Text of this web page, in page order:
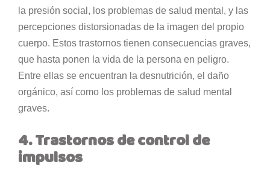
la presión social, los problemas de salud mental, y las
percepciones distorsionadas de la imagen del propio
cuerpo. Estos trastornos tienen consecuencias graves,
que hasta ponen la vida de la persona en peligro.
Entre ellas se encuentran la desnutrición, el daño
orgánico, así como los problemas de salud mental
graves.
4. Trastornos de control de
impulsos